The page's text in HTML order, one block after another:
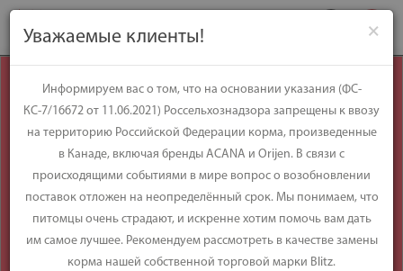
Уважаемые
клиенты!
Информируем вас о том, что на
основании указания (ФС-КС-7/16672 от
11.06.2021) Россельхознадзора
запрещены к ввозу на территорию
×
Уважаемые клиенты!
Информируем вас о том, что на основании указания (ФС-
КС-7/16672 от 11.06.2021) Россельхознадзора запрещены к ввозу
на территорию Российской Федерации корма, произведенные
в Канаде, включая бренды ACANA и Orijen. В связи с
происходящими событиями в мире вопрос о возобновлении
поставок отложен на неопределённый срок. Мы понимаем, что
питомцы очень страдают, и искренне хотим помочь вам дать
им самое лучшее. Рекомендуем рассмотреть в качестве замены
корма нашей собственной торговой марки Blitz.